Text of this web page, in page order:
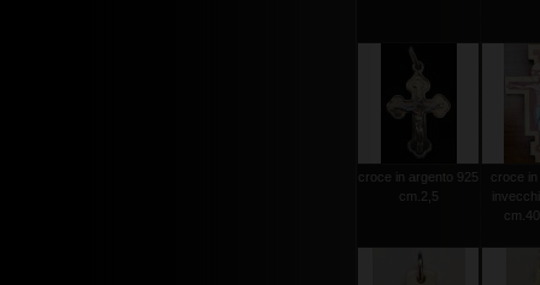
croce in argento 925
cm.2,5
croce